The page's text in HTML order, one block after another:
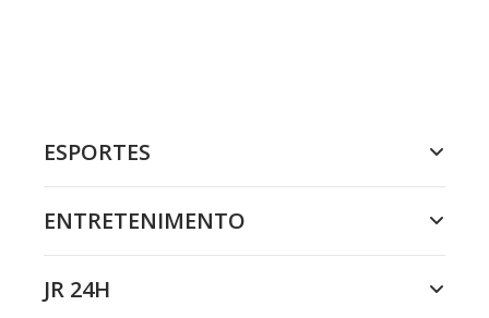
ESPORTES
ENTRETENIMENTO
JR 24H